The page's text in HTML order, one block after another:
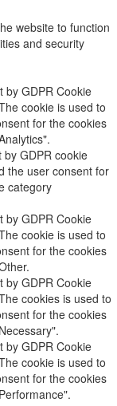
website to function
and security
by GDPR Cookie
cookie is used to
for the cookies
GDPR cookie
the user consent for
category
by GDPR Cookie
cookie is used to
for the cookies
by GDPR Cookie
cookies is used to
for the cookies
by GDPR Cookie
cookie is used to
for the cookies